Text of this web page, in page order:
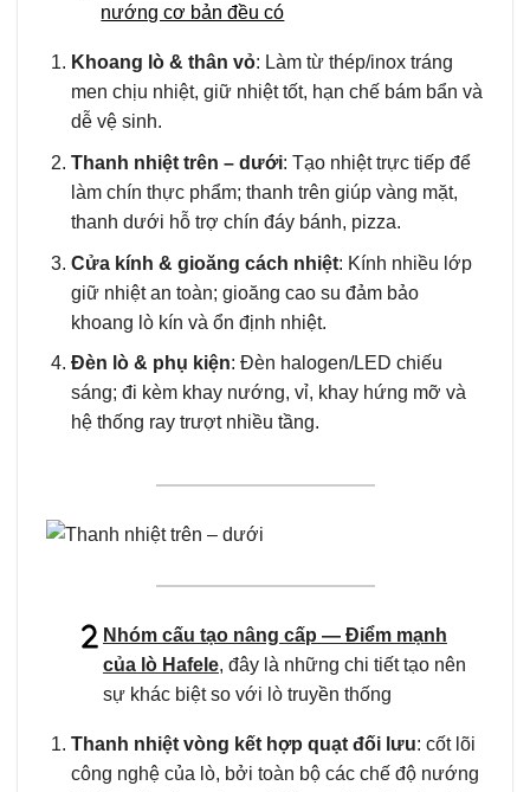
nướng cơ bản đều có
Khoang lò & thân vỏ: Làm từ thép/inox tráng
men chịu nhiệt, giữ nhiệt tốt, hạn chế bám bẩn và
dễ vệ sinh.
Thanh nhiệt trên – dưới: Tạo nhiệt trực tiếp để
làm chín thực phẩm; thanh trên giúp vàng mặt,
thanh dưới hỗ trợ chín đáy bánh, pizza.
Cửa kính & gioăng cách nhiệt: Kính nhiều lớp
giữ nhiệt an toàn; gioăng cao su đảm bảo
khoang lò kín và ổn định nhiệt.
Đèn lò & phụ kiện: Đèn halogen/LED chiếu
sáng; đi kèm khay nướng, vỉ, khay hứng mỡ và
hệ thống ray trượt nhiều tầng.
Nhóm cấu tạo nâng cấp — Điểm mạnh
của lò Hafele, đây là những chi tiết tạo nên
sự khác biệt so với lò truyền thống
Thanh nhiệt vòng kết hợp quạt đối lưu: cốt lõi
công nghệ của lò, bởi toàn bộ các chế độ nướng